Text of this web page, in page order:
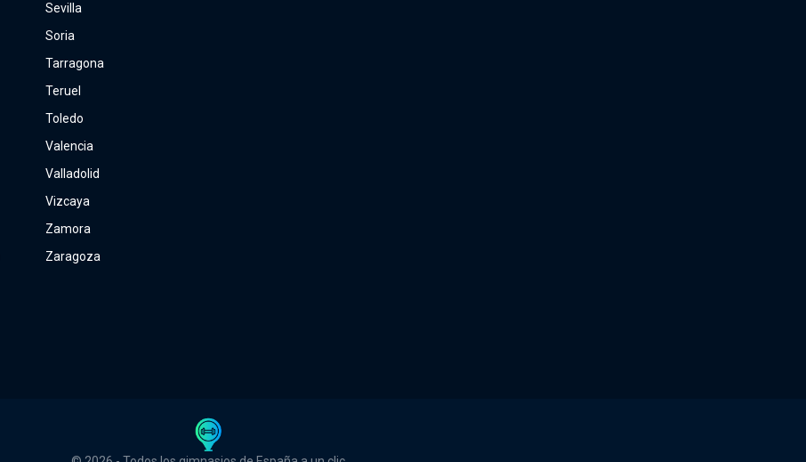
Sevilla
Soria
Tarragona
Teruel
Toledo
Valencia
Valladolid
Vizcaya
Zamora
Zaragoza